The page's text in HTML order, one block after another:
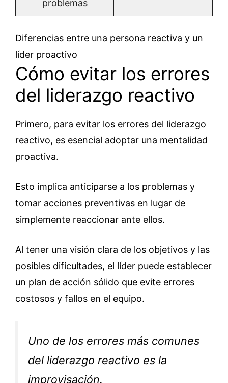
problemas
Diferencias entre una persona reactiva y un
líder proactivo
Cómo evitar los errores
del liderazgo reactivo
Primero, para evitar los errores del liderazgo
reactivo, es esencial adoptar una mentalidad
proactiva.
Esto implica anticiparse a los problemas y
tomar acciones preventivas en lugar de
simplemente reaccionar ante ellos.
Al tener una visión clara de los objetivos y las
posibles dificultades, el líder puede establecer
un plan de acción sólido que evite errores
costosos y fallos en el equipo.
Uno de los errores más comunes
del liderazgo reactivo es la
improvisación.